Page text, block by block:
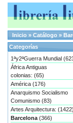
Inicio » Catálogo »
Categorías
1ªy2ªGuerra Mundial
África Antiguas
colonias: (65)
América (176)
Anarquismo Socialismo
Comunismo (83)
Artes Arquitectura: (1422)
Barcelona (366)